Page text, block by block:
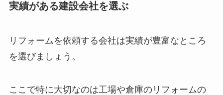
実績がある建設会社を選ぶ
リフォームを依頼する会社は実績が豊富なところ
を選びましょう。
ここで特に大切なのは工場や倉庫のリフォームの